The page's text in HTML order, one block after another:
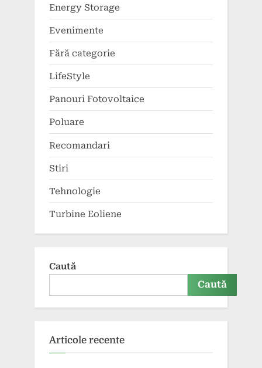
Energy Storage
Evenimente
Fără categorie
LifeStyle
Panouri Fotovoltaice
Poluare
Recomandari
Stiri
Tehnologie
Turbine Eoliene
Caută
Caută
Articole recente